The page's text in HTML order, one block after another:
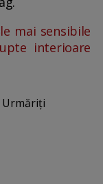
mai sensibile
interioare